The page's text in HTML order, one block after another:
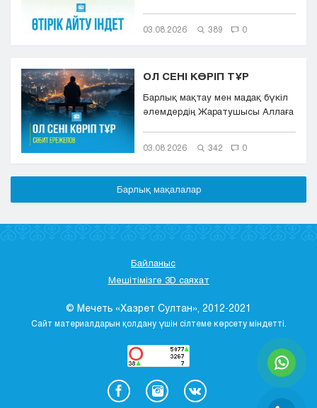
03.08.2026 389 0
ОЛ СЕНІ КӨРІП ТҰР
Барлық мақтау мен мадақ бүкіл
әлемдердің Жаратушысы Аллаға
03.08.2026 342 0
Барлық мақалалар
Байланыс
Мешітімізге 3D саяхат
© Мечеть «Хазрет Султан», 2012-2021
Сайт материалдарын қолдану үшін сілтеме көрсету міндетті.